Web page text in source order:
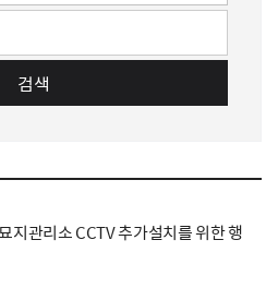
검색
지관리소 CCTV 추가설치를 위한 행